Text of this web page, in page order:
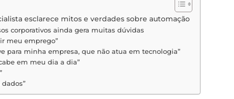
esclarece mitos e verdades sobre automação
corporativos ainda gera muitas dúvidas
meu emprego”
para minha empresa, que não atua em tecnologia”
em meu dia a dia”